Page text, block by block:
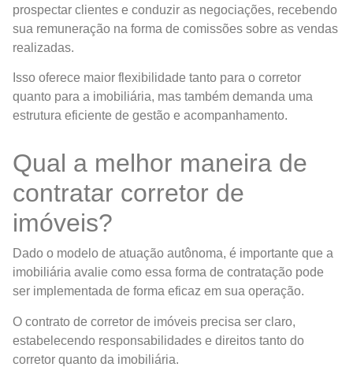
prospectar clientes e conduzir as negociações, recebendo
sua remuneração na forma de comissões sobre as vendas
realizadas.
Isso oferece maior flexibilidade tanto para o corretor
quanto para a imobiliária, mas também demanda uma
estrutura eficiente de gestão e acompanhamento.
Qual a melhor maneira de
contratar corretor de
imóveis?
Dado o modelo de atuação autônoma, é importante que a
imobiliária avalie como essa forma de contratação pode
ser implementada de forma eficaz em sua operação.
O contrato de corretor de imóveis precisa ser claro,
estabelecendo responsabilidades e direitos tanto do
corretor quanto da imobiliária.